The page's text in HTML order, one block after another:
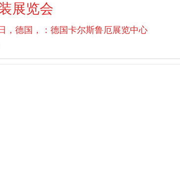
展览会
，德国，：德国卡尔斯鲁厄展览中心